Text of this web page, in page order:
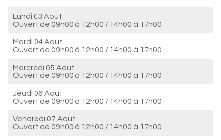
Lundi 03 Aout
Ouvert de 09h00 à 12h00 / 14h00 à 17h00
Mardi 04 Aout
Ouvert de 09h00 à 12h00 / 14h00 à 17h00
Mercredi 05 Aout
Ouvert de 09h00 à 12h00 / 14h00 à 17h00
Jeudi 06 Aout
Ouvert de 09h00 à 12h00 / 14h00 à 17h00
Vendredi 07 Aout
Ouvert de 09h00 à 12h00 / 14h00 à 17h00